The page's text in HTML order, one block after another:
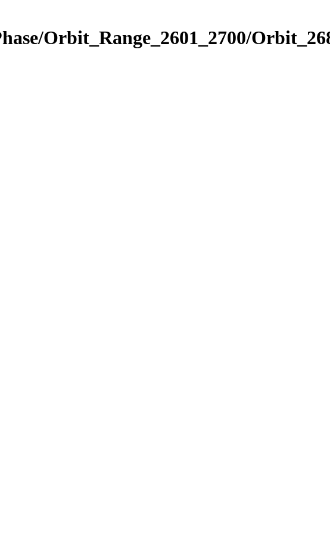
Orbit_Range_2601_2700/